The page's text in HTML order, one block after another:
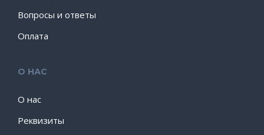
Вопросы и ответы
Оплата
О НАС
О нас
Реквизиты